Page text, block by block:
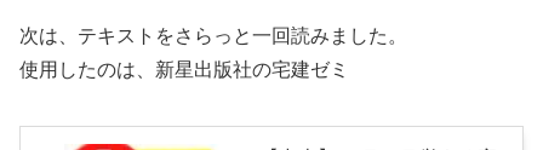
次は、テキストをさらっと一回読みました。
使用したのは、新星出版社の宅建ゼミ